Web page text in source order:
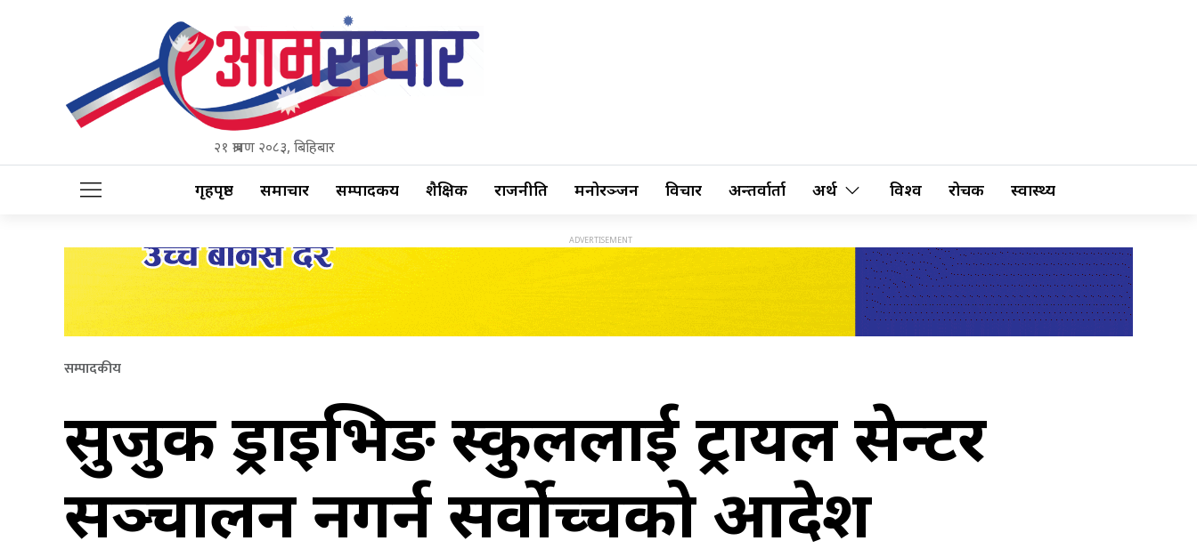
२१ श्रावण २०८३, बिहिबार
गृहपृष्ठ समाचार सम्पादकीय शैक्षिक राजनीति मनोरञ्जन विचार अन्तर्वार्ता अर्थ विश्व रोचक स्वास्थ्य
सम्पादकीय
सुजुकी ड्राइभिङ स्कुललाई ट्रायल सेन्टर
सञ्चालन नगर्न सर्वोच्चको आदेश